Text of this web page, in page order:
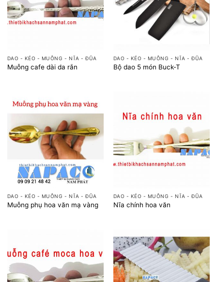
DAO - KÉO - MUỖNG - NĨA - ĐŨA
Muỗng cafe dài da rắn
DAO - KÉO - MUỖNG - NĨA - ĐŨA
Bộ dao 5 món Buck-T
DAO - KÉO - MUỖNG - NĨA - ĐŨA
Muỗng phụ hoa văn mạ vàng
DAO - KÉO - MUỖNG - NĨA - ĐŨA
Nĩa chính hoa văn